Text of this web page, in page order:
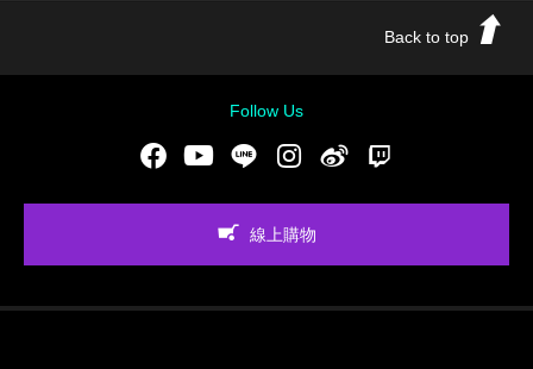
Back to top
Follow Us
FacebookYoutubeLINE Instgram新浪微博
線上購物